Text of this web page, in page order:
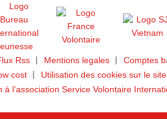
Rss Mentions legales Comptes
cost Utilisation des cookies sur le site
à l’association Service Volontaire